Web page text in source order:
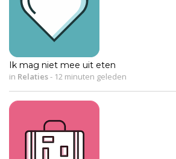
Ik mag niet mee uit eten
in Relaties- 12 minuten geleden